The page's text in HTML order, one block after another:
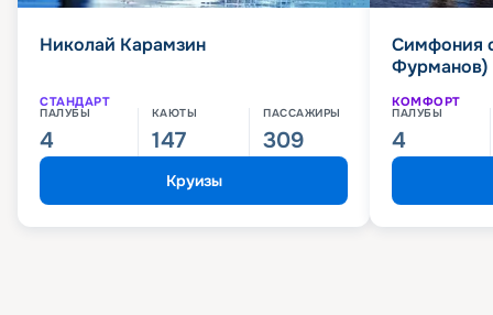
Николай Карамзин
СТАНДАРТ
ПАЛУБЫ
4
КАЮТЫ
147
ПАССАЖИРЫ
309
Круизы
Симфония
Фурманов)
КОМФОРТ
ПАЛУБЫ
4